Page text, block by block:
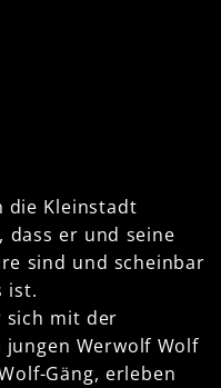
die Kleinstadt
dass er und seine
sind und scheinbar
ist.
sich mit der
jungen Werwolf Wolf
Gäng, erleben